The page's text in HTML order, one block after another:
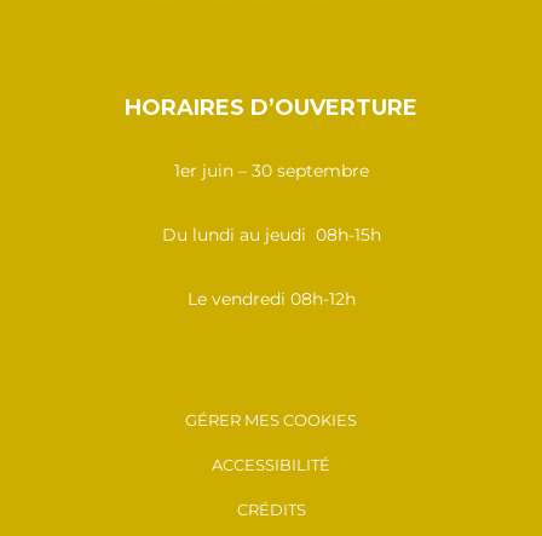
HORAIRES D’OUVERTURE
1er juin – 30 septembre
Du lundi au jeudi 08h-15h
Le vendredi 08h-12h
GÉRER MES COOKIES
ACCESSIBILITÉ
CRÉDITS